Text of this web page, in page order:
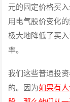
元的固定价格买
用电气股价变化
极大地降低了买
率。
我们这些普通投
的。因为如果有